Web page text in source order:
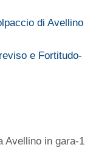
di Avellino
e Fortitudo-
Avellino in gara-1